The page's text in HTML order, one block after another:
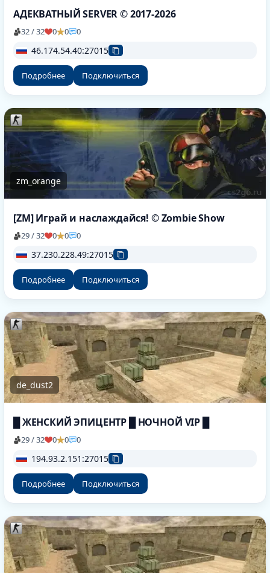
АДЕКВАТНЫЙ SERVER © 2017-2026
32 / 32 0 0 0
46.174.54.40:27015
Подробнее Подключиться
zm_orange
[ZM] Играй и наслаждайся! © Zombie Show
29 / 32 0 0 0
37.230.228.49:27015
Подробнее Подключиться
de_dust2
█ ЖЕНСКИЙ ЭПИЦЕНТР █ НОЧНОЙ VIP █
29 / 32 0 0 0
194.93.2.151:27015
Подробнее Подключиться